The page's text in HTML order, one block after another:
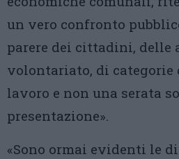
un vero confronto
parere dei cittadini, delle
volontariato, di categorie
lavoro e non una serata
presentazione».
«Sono ormai evidenti le